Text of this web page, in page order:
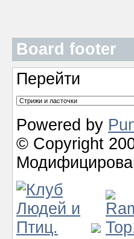
Board footer
Перейти
Powered by
© Copyright